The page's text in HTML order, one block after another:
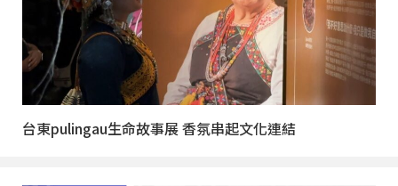
台東pulingau生命故事展 香氛串起文化連結